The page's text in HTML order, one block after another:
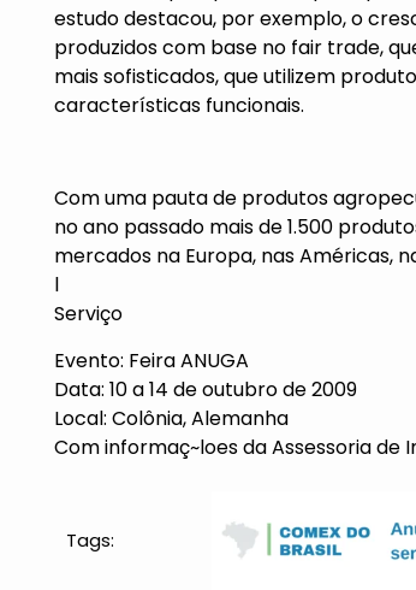
estudo destacou, por exemplo, o
produzidos com base no fair trade,
mais sofisticados, que utilizem
características funcionais.
Com uma pauta de produtos
no ano passado mais de 1.500
mercados na Europa, nas Américas,
l
Serviço
Evento: Feira ANUGA
Data: 10 a 14 de outubro de 2009
Local: Colônia, Alemanha
Com informaç~loes da Assessoria de
Tags: